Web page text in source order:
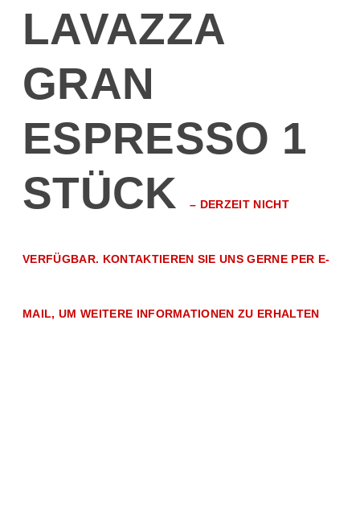
LAVAZZA
GRAN
ESPRESSO 1
STÜCK– DERZEIT NICHT
VERFÜGBAR. KONTAKTIEREN SIE UNS GERNE PER E-
MAIL, UM WEITERE INFORMATIONEN ZU ERHALTEN